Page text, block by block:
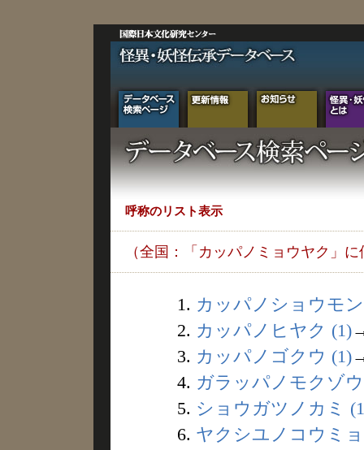
呼称のリスト表示
（全国：「カッパノミョウヤク」
1. カッパノショウモ
2. カッパノヒヤク (1)
3. カッパノゴクウ (1)
4. ガラッパノモクゾ
5. ショウガツノカミ
6. ヤクシユノコウミ